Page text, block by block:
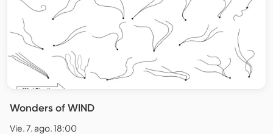
Wonders of WIND
Vie. 7. ago. 18:00